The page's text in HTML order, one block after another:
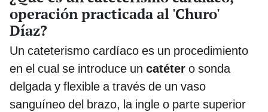
operación practicada al 'Churo'
Díaz?
Un cateterismo cardíaco es un procedimiento
en el cual se introduce un catéter o sonda
delgada y flexible a través de un vaso
sanguíneo del brazo, la ingle o parte superior